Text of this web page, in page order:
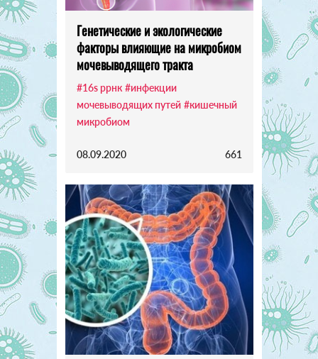
Генетические и экологические
факторы влияющие на микробиом
мочевыводящего тракта
#16s ррнк #инфекции
мочевыводящих путей #кишечный
микробиом
08.09.2020 661